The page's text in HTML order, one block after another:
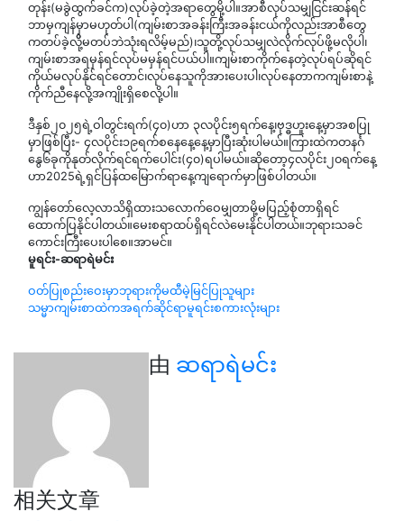
တုန်း(မခွဲထွက်ခင်က)လုပ်ခဲ့တဲ့အရာတွေမို့ပါ။အာစီလုပ်သမျှငြင်းဆန်ရင်
ဘာမှကျန်မှာမဟုတ်ပါ(ကျမ်းစာအခန်းကြီးအခန်းငယ်ကိုလည်းအာစီတွေ
ကတပ်ခဲ့လိို့မတပ်ဘဲသုံးရလိမ့်မည်)၊သူတို့လုပ်သမျှလဲလိုက်လုပ်ဖို့မလိုပါ၊
ကျမ်းစာအရမှန်ရင်လုပ်မမှန်ရင်ပယ်ပါ။ကျမ်းစာကိုက်နေတဲ့လုပ်ရပ်ဆိုရင်
ကိုယ်မလုပ်နိုင်ရင်တောင်၊လုပ်နေသူကိုအားပေးပါ၊လုပ်နေတာကကျမ်းစာနဲ့
ကိုက်ညီနေလို့အကျိုးရှိ‌စေလို့ပါ။
ဒီနှစ်၂၀၂၅ရဲ့ဝါတွင်းရက်(၄၀)ဟာ ၃လပိုင်း၅ရက်နေ့၊ဗုဒ္ဓဟူးနေ့မှာအစပြု
မှာဖြစ်ပြီး- ၄လပိုင်း၁၉ရက်စနေနေ့နေ့မှာပြီးဆုံးပါမယ်။ကြားထဲကတနင်္ဂ‌
နွေ၆ခုကိုနုတ်လိုက်ရင်ရက်ပေါင်း(၄၀)ရပါမယ်။ဆိုတော့၄လပိုင်း၂၀ရက်နေ့
ဟာ2025ရဲ့ရှင်ပြန်ထမြောက်ရာနေ့ကျရောက်မှာဖြစ်ပါတယ်။
ကျွန်တော်လေ့လာသိရှိထားသလောက်ဝေမျှတာမို့မပြည့်စုံတာရှိရင်
ထောက်ပြနိုင်ပါတယ်။မေးစရာထပ်ရှိရင်လဲမေးနိုင်ပါတယ်။ဘုရားသခင်
ကောင်းကြီးပေးပါစေ။အာမင်။
မူရင်း-ဆရာရဲမင်း
文
航
ဝတ်ပြုစည်းဝေးမှာဘုရားကိုမထီမဲ့မြင်ပြုသူများ
သမ္မာကျမ်းစာထဲကအရက်ဆိုင်ရာမူရင်းစကားလုံးများ
由 ဆရာရဲမင်း
相关文章